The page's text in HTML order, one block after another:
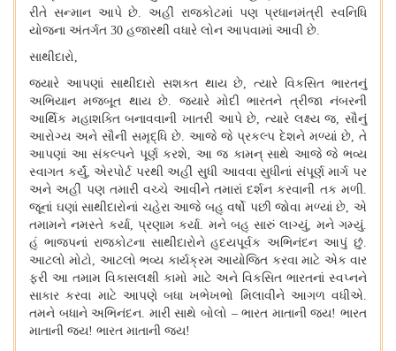
રીતે સન્માન આપે છે. અહીં રાજકોટમાં પણ પ્રધાનમંત્રી સ્વનિધિ
યોજના અંતર્ગત 30 હજારથી વધારે લોન આપવામાં આવી છે.
સાથીદારો,
જ્યારે આપણાં સાથીદારો સશક્ત થાય છે, ત્યારે વિકસિત ભારતનું
અભિયાન મજબૂત થાય છે. જ્યારે મોદી ભારતને ત્રીજા નંબરની
આર્થિક મહાશક્તિ બનાવવાની ખાતરી આપે છે, ત્યારે લક્ષ્ય જ, સૌનું
આરોગ્ય અને સૌની સમૃદ્ધિ છે. આજે જે પ્રકલ્પ દેશને મળ્યાં છે, તે
આપણાં આ સંકલ્પને પૂર્ણ કરશે, આ જ કામન્ સાથે આજે જે ભવ્ય
સ્વાગત કર્યું, એરપોર્ટ પરથી અહીં સુધી આવવા સુધીનાં સંપૂર્ણ માર્ગ પર
અને અહીં પણ તમારી વચ્ચે આવીને તમારાં દર્શન કરવાની તક મળી.
જૂનાં ઘણાં સાથીદારોનાં ચહેરા આજે બહુ વર્ષો પછી જોવા મળ્યાં છે, એ
તમામને નમસ્તે કર્યા, પ્રણામ કર્યા. મને બહુ સારું લાગ્યું, મને ગમ્યું.
હું ભાજપનાં રાજકોટના સાથીદારોને હૃદયપૂર્વક અભિનંદન આપું છું.
આટલો મોટો, આટલો ભવ્ય કાર્યક્રમ આયોજિત કરવા માટે એક વાર
ફરી આ તમામ વિકાસલક્ષી કામો માટે અને વિકસિત ભારતનાં સ્વપ્નને
સાકાર કરવા માટે આપણે બધા ખભેખભો મિલાવીને આગળ વધીએ.
તમને બધાને અભિનંદન. મારી સાથે બોલો – ભારત માતાની જય!ભારત
માતાની જય! ભારત માતાની જય!